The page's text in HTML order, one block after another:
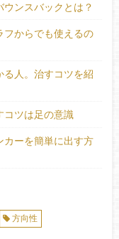
ウンスバックとは？
フからでも使えるの
る人。治すコツを紹
コツは足の意識
カーを簡単に出す方
方向性